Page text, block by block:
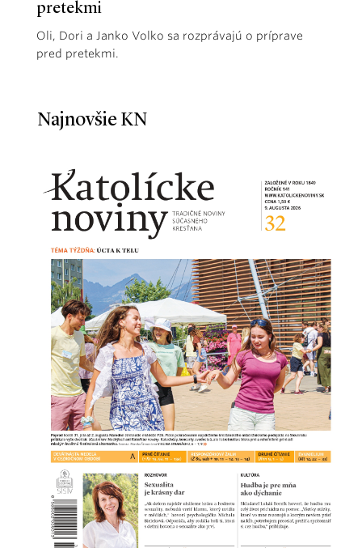
pretekmi
Oli, Dori a Janko Volko sa rozprávajú o príprave
pred pretekmi.
Najnovšie KN